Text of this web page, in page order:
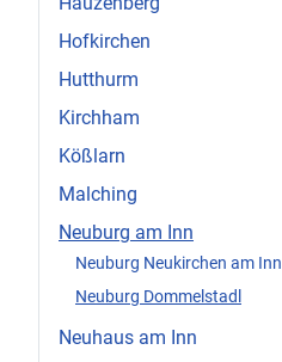
Hofkirchen
Hutthurm
Kirchham
Kößlarn
Malching
Neuburg am Inn
Neuburg Neukirchen am Inn
Neuburg Dommelstadl
Neuhaus am Inn